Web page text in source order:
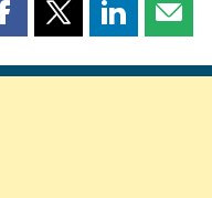
Partager
page
Partager
page
Partager
page page